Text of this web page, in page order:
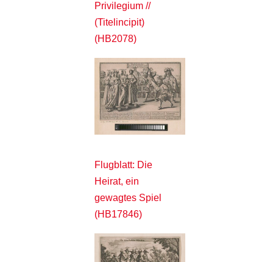
Privilegium //
(Titelincipit)
(HB2078)
Flugblatt: Die
Heirat, ein
gewagtes Spiel
(HB17846)